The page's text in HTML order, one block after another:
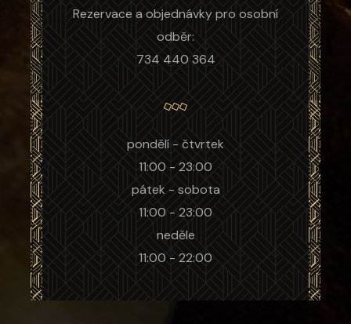
Rezervace a objednávky pro osobní
odběr:
734 440 364
pondělí - čtvrtek
11:00 - 23:00
pátek - sobota
11:00 - 23:00
neděle
11:00 - 22:00